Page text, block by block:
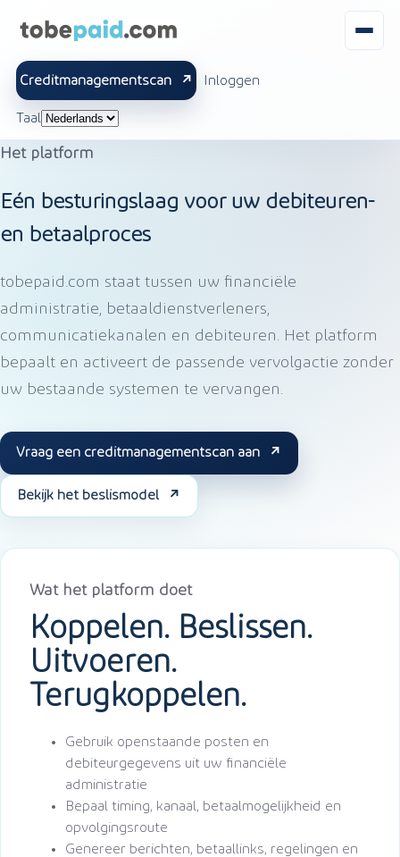
Creditmanagementscan Inloggen
Taal
Het platform
Eén besturingslaag voor uw debiteuren-
en betaalproces
tobepaid.com staat tussen uw financiële
administratie, betaaldienstverleners,
communicatiekanalen en debiteuren. Het platform
bepaalt en activeert de passende vervolgactie zonder
uw bestaande systemen te vervangen.
Vraag een creditmanagementscan aan
Bekijk het beslismodel
Wat het platform doet
Koppelen. Beslissen.
Uitvoeren.
Terugkoppelen.
Gebruik openstaande posten en
debiteurgegevens uit uw financiële
administratie
Bepaal timing, kanaal, betaalmogelijkheid en
opvolgingsroute
Genereer berichten, betaallinks, regelingen en